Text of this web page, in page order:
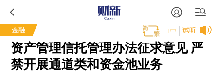
金融 试听
T中
资产管理信托管理办法征求意见 严
禁开展通道类和资金池业务